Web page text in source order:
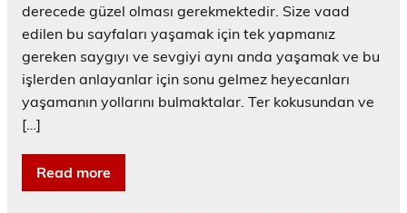
derecede güzel olması gerekmektedir. Size vaad
edilen bu sayfaları yaşamak için tek yapmanız
gereken saygıyı ve sevgiyi aynı anda yaşamak ve bu
işlerden anlayanlar için sonu gelmez heyecanları
yaşamanın yollarını bulmaktalar. Ter kokusundan ve
[…]
Read more